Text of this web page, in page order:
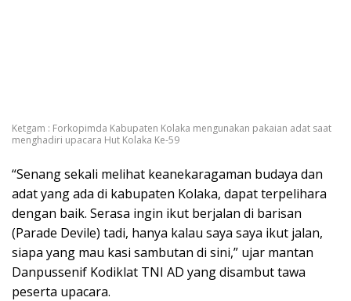
Ketgam : Forkopimda Kabupaten Kolaka mengunakan pakaian adat saat
menghadiri upacara Hut Kolaka Ke-59
“Senang sekali melihat keanekaragaman budaya dan
adat yang ada di kabupaten Kolaka, dapat terpelihara
dengan baik. Serasa ingin ikut berjalan di barisan
(Parade Devile) tadi, hanya kalau saya saya ikut jalan,
siapa yang mau kasi sambutan di sini,” ujar mantan
Danpussenif Kodiklat TNI AD yang disambut tawa
peserta upacara.